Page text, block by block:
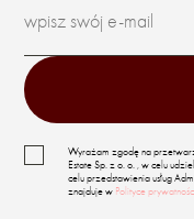
Wyrażam zgodę na
Estate Sp. z o. o. , w celu
celu przedstawienia usług
znajduje w Polityce